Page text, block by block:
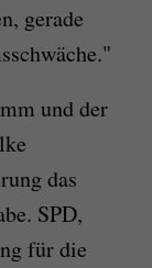
gerade
und der
das
SPD,
für die